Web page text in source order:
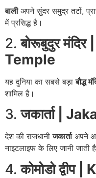
बालीअपने सुंदर समुद्र तटों,
में प्रसिद्ध है।
2.बोरूबुदुर
Temple
यह दुनिया का सबसे बड़ाबौद्ध
शामिल है।
3.जकार्ता |
देश की राजधानीजकार्ताअपने
नाइटलाइफ के लिए जानी जाती
4.कोमोडो